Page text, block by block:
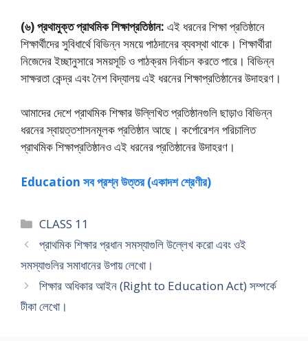
(৬) প্রথামুক্ত প্রাথমিক শিক্ষাপ্রতিষ্ঠান: এই ধরনের শিক্ষা‌ প্রতিষ্ঠানে
শিক্ষার্থীদের সুবিধার্থে বিভিন্ন সময়ে পাঠদানের ব্যবস্থা থাকে। শিক্ষার্থীরা
নিজেদের ইচ্ছানুসারে সময়সূচি ও পাঠক্রম নির্বাচন করতে পারে। বিভিন্ন
সাক্ষরতা কেন্দ্র এবং নৈশ বিদ্যালয় এই ধরনের শিক্ষাপ্রতিষ্ঠানের উদাহরণ।
আমাদের দেশে প্রাথমিক শিক্ষার উল্লিখিত প্রতিষ্ঠানগুলি ছাড়াও বিভিন্ন
ধরনের স্বায়ত্তশাসনমূলক প্রতিষ্ঠান আছে। কর্পোরেশন পরিচালিত
প্রাথমিক শিক্ষাপ্রতিষ্ঠানও এই ধরনের প্রতিষ্ঠানের উদাহরণ।
Education সব প্রশ্ন উত্তর (একাদশ শ্রেণীর)
Categories
CLASS 11
প্রাথমিক শিক্ষার প্রধান সমস্যাগুলি উল্লেখ করাে এবং ওই
সমস্যাগুলির সমাধানের উপায় লেখাে।
শিক্ষার অধিকার আইন (Right to Education Act) সম্পর্কে
টীকা লেখাে।